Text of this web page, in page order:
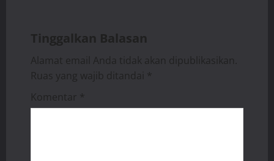
v
i
g
Tinggalkan Balasan
Alamat email Anda tidak akan dipublikasikan.
Ruas yang wajib ditandai
*
Komentar *